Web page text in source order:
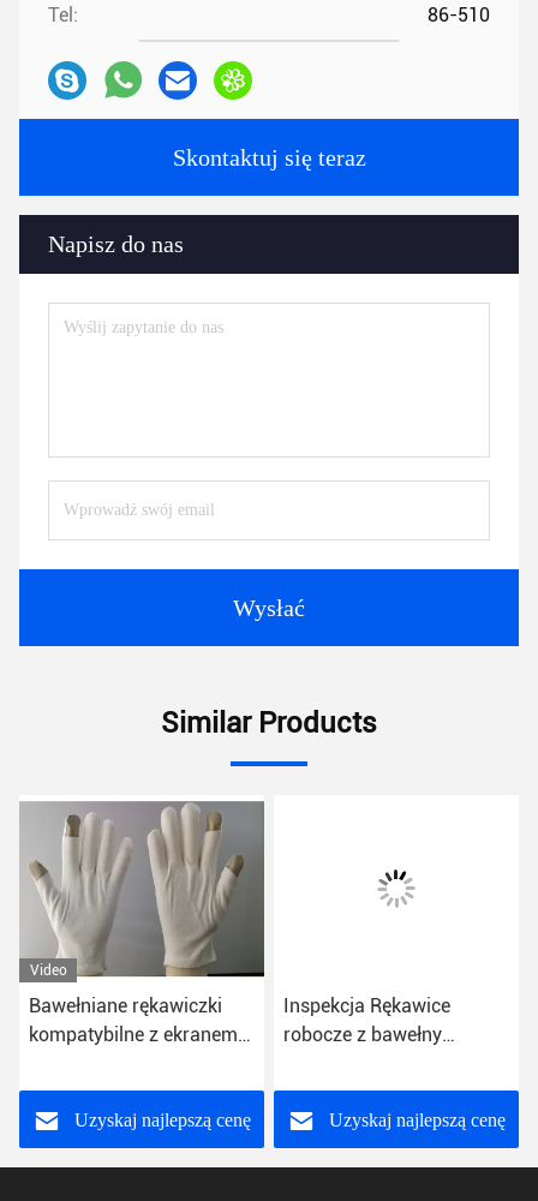
Tel: 86-510
Skontaktuj się teraz
Napisz do nas
Wysłać
Similar Products
Video
Bawełniane rękawiczki
kompatybilne z ekranem
z telefonem srebrne apple
smart iphone touch gry w
gry
Uzyskaj najlepszą cenę
Inspekcja Rękawice
robocze z bawełny
rękawice dla mężczyzn
Uzyskaj najlepszą cenę